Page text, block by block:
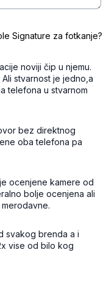
Signature za fotkanje?
noviji čip u njemu.
stvarnost je jedno,a
telefona u stvarnom
bez direktnog
oba telefona pa
ocenjene kamere od
bolje ocenjena ali
svakog brenda a i
vise od bilo kog